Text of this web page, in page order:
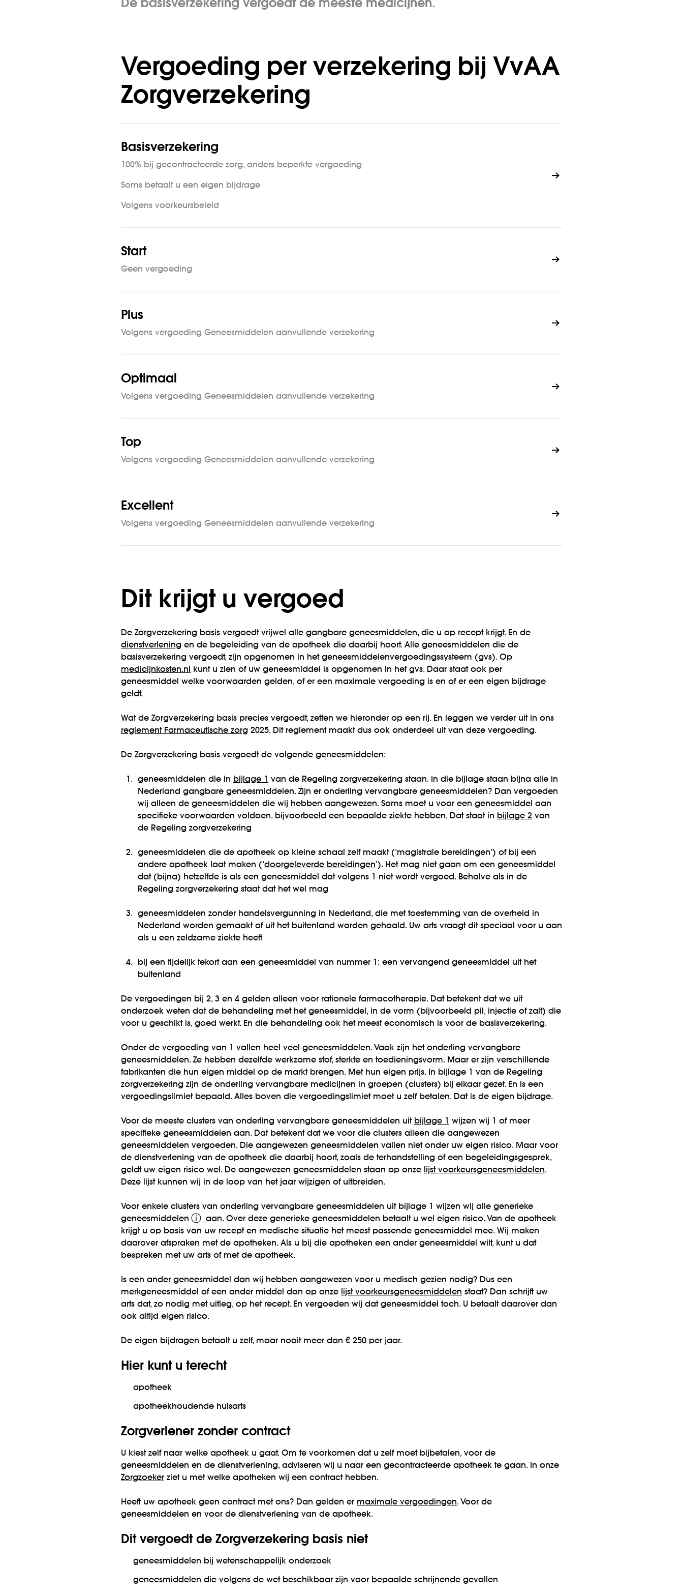
De basisverzekering vergoedt de meeste medicijnen.
Vergoeding per verzekering bij VvAA
Zorgverzekering
Basisverzekering
100% bij gecontracteerde zorg, anders beperkte vergoeding
Soms betaalt u een eigen bijdrage
Volgens voorkeursbeleid
Start
Geen vergoeding
Plus
Volgens vergoeding Geneesmiddelen aanvullende verzekering
Optimaal
Volgens vergoeding Geneesmiddelen aanvullende verzekering
Top
Volgens vergoeding Geneesmiddelen aanvullende verzekering
Excellent
Volgens vergoeding Geneesmiddelen aanvullende verzekering
Dit krijgt u vergoed
De Zorgverzekering basis vergoedt vrijwel alle gangbare geneesmiddelen, die u op recept krijgt. En de
dienstverlening en de begeleiding van de apotheek die daarbij hoort. Alle geneesmiddelen die de
basisverzekering vergoedt, zijn opgenomen in het geneesmiddelenvergoedingssysteem (gvs). Op
medicijnkosten.nl
kunt u zien of uw geneesmiddel is opgenomen in het gvs. Daar staat ook per
geneesmiddel welke voorwaarden gelden, of er een maximale vergoeding is en of er een eigen bijdrage
geldt.
Wat de Zorgverzekering basis precies vergoedt, zetten we hieronder op een rij. En leggen we verder uit in ons
reglement Farmaceutische zorg 2025. Dit reglement maakt dus ook onderdeel uit van deze vergoeding.
De Zorgverzekering basis vergoedt de volgende geneesmiddelen:
1. geneesmiddelen die in bijlage 1
van de Regeling zorgverzekering staan. In die bijlage staan bijna alle in
Nederland gangbare geneesmiddelen. Zijn er onderling vervangbare geneesmiddelen? Dan vergoeden
wij alleen de geneesmiddelen die wij hebben aangewezen. Soms moet u voor een geneesmiddel aan
specifieke voorwaarden voldoen, bijvoorbeeld een bepaalde ziekte hebben. Dat staat in bijlage 2 van
de Regeling zorgverzekering
2.
geneesmiddelen die de apotheek op kleine schaal zelf maakt (‘magistrale bereidingen’) of bij een
andere apotheek laat maken (‘doorgeleverde bereidingen’). Het mag niet gaan om een geneesmiddel
dat (bijna) hetzelfde is als een geneesmiddel dat volgens 1 niet wordt vergoed. Behalve als in de
Regeling zorgverzekering staat dat het wel mag
3.
geneesmiddelen zonder handelsvergunning in Nederland, die met toestemming van de overheid in
Nederland worden gemaakt of uit het buitenland worden gehaald. Uw arts vraagt dit speciaal voor u aan
als u een zeldzame ziekte heeft
4.
bij een tijdelijk tekort aan een geneesmiddel van nummer 1: een vervangend geneesmiddel uit het
buitenland
De vergoedingen bij 2, 3 en 4 gelden alleen voor rationele farmacotherapie. Dat betekent dat we uit
onderzoek weten dat de behandeling met het geneesmiddel, in de vorm (bijvoorbeeld pil, injectie of zalf) die
voor u geschikt is, goed werkt. En die behandeling ook het meest economisch is voor de basisverzekering.
Onder de vergoeding van 1 vallen heel veel geneesmiddelen. Vaak zijn het onderling vervangbare
geneesmiddelen. Ze hebben dezelfde werkzame stof, sterkte en toedieningsvorm. Maar er zijn verschillende
fabrikanten die hun eigen middel op de markt brengen. Met hun eigen prijs. In bijlage 1 van de Regeling
zorgverzekering zijn de onderling vervangbare medicijnen in groepen (clusters) bij elkaar gezet. En is een
vergoedingslimiet bepaald. Alles boven die vergoedingslimiet moet u zelf betalen. Dat is de eigen bijdrage.
Voor de meeste clusters van onderling vervangbare geneesmiddelen uit bijlage 1
wijzen wij 1 of meer
specifieke geneesmiddelen aan. Dat betekent dat we voor die clusters alleen die aangewezen
geneesmiddelen vergoeden. Die aangewezen geneesmiddelen vallen niet onder uw eigen risico. Maar voor
de dienstverlening van de apotheek die daarbij hoort, zoals de terhandstelling of een begeleidingsgesprek,
geldt uw eigen risico wel. De aangewezen geneesmiddelen staan op onze
lijst voorkeursgeneesmiddelen.
Deze lijst kunnen wij in de loop van het jaar wijzigen of uitbreiden.
Voor enkele clusters van onderling vervangbare geneesmiddelen uit bijlage 1 wijzen wij alle generieke
geneesmiddelen ⓘ aan. Over deze generieke geneesmiddelen betaalt u wel eigen risico. Van de apotheek
krijgt u op basis van uw recept en medische situatie het meest passende geneesmiddel mee. Wij maken
daarover afspraken met de apotheken. Als u bij die apotheken een ander geneesmiddel wilt, kunt u dat
bespreken met uw arts of met de apotheek.
Is een ander geneesmiddel dan wij hebben aangewezen voor u medisch gezien nodig? Dus een
merkgeneesmiddel of een ander middel dan op onze lijst voorkeursgeneesmiddelen staat? Dan schrijft uw
arts dat, zo nodig met uitleg, op het recept. En vergoeden wij dat geneesmiddel toch. U betaalt daarover dan
ook altijd eigen risico.
De eigen bijdragen betaalt u zelf, maar nooit meer dan € 250 per jaar.
Hier kunt u terecht
apotheek
apotheekhoudende huisarts
Zorgverlener zonder contract
U kiest zelf naar welke apotheek u gaat. Om te voorkomen dat u zelf moet bijbetalen, voor de
geneesmiddelen en de dienstverlening, adviseren wij u naar een gecontracteerde apotheek te gaan. In onze
Zorgzoeker ziet u met welke apotheken wij een contract hebben.
Heeft uw apotheek geen contract met ons? Dan gelden er maximale vergoedingen. Voor de
geneesmiddelen en voor de dienstverlening van de apotheek.
Dit vergoedt de Zorgverzekering basis niet
geneesmiddelen bij wetenschappelijk onderzoek
geneesmiddelen die volgens de wet beschikbaar zijn voor bepaalde schrijnende gevallen